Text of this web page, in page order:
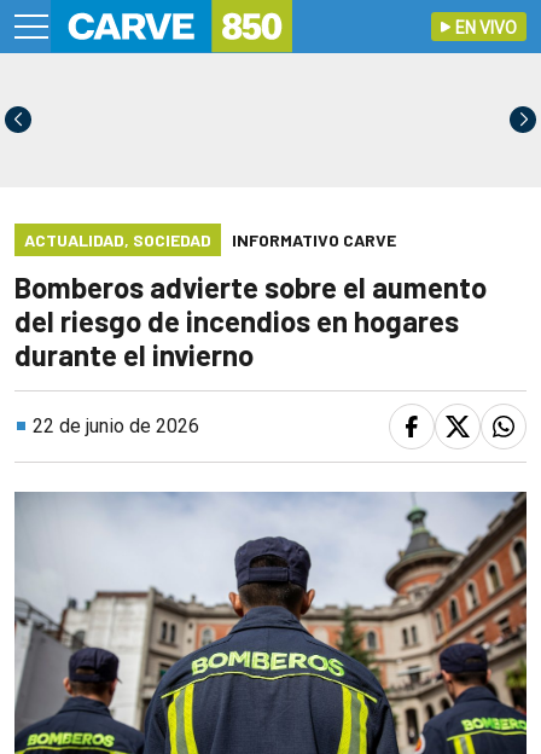
EN VIVO
ACTUALIDAD, SOCIEDAD INFORMATIVO CARVE
Bomberos advierte sobre el aumento
del riesgo de incendios en hogares
durante el invierno
22 de junio de 2026